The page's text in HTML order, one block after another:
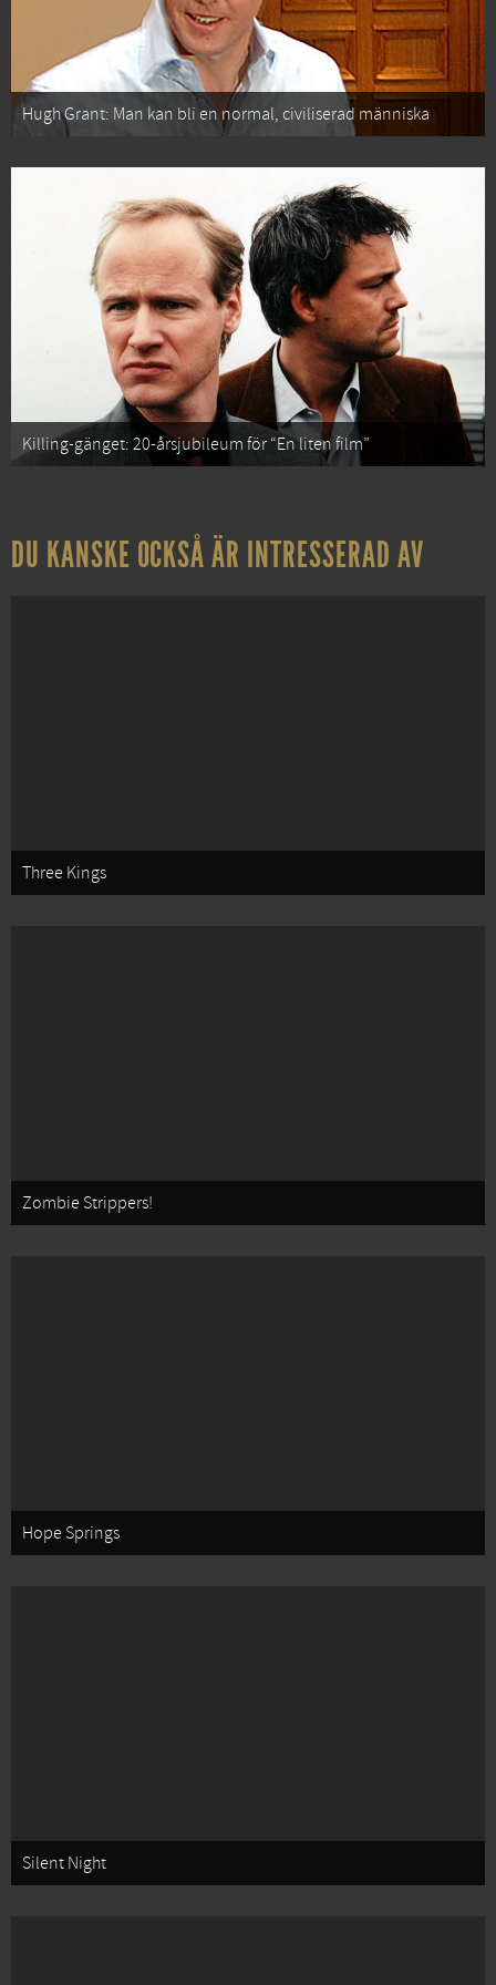
Hugh Grant: Man kan bli en normal, civiliserad människa
Killing-gänget: 20-årsjubileum för “En liten film”
DU KANSKE OCKSÅ ÄR INTRESSERAD AV
Three Kings
Zombie Strippers!
Hope Springs
Silent Night